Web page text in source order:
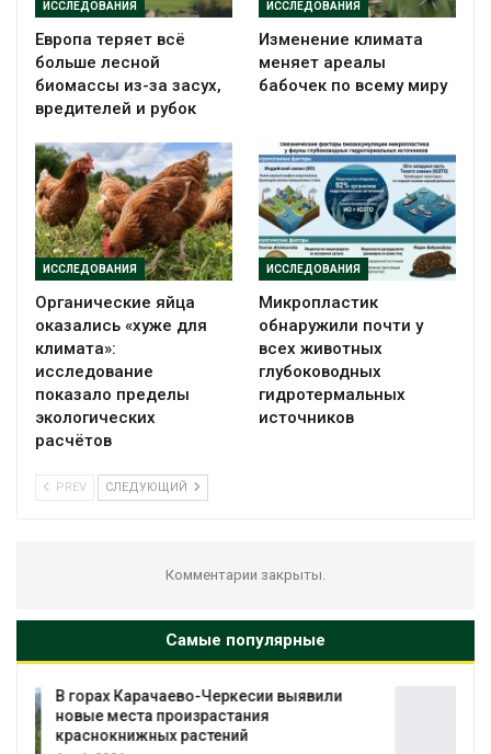
ИССЛЕДОВАНИЯ
Европа теряет всё
больше лесной
биомассы из-за засух,
вредителей и рубок
ИССЛЕДОВАНИЯ
Изменение климата
меняет ареалы
бабочек по всему миру
ИССЛЕДОВАНИЯ
Органические яйца
оказались «хуже для
климата»:
исследование
показало пределы
экологических
расчётов
ИССЛЕДОВАНИЯ
Микропластик
обнаружили почти у
всех животных
глубоководных
гидротермальных
источников
PREV СЛЕДУЮЩИЙ
Комментарии закрыты.
Самые популярные
В Домодедове ликвидируют
последствия разлива химикатов после
пожара на складе